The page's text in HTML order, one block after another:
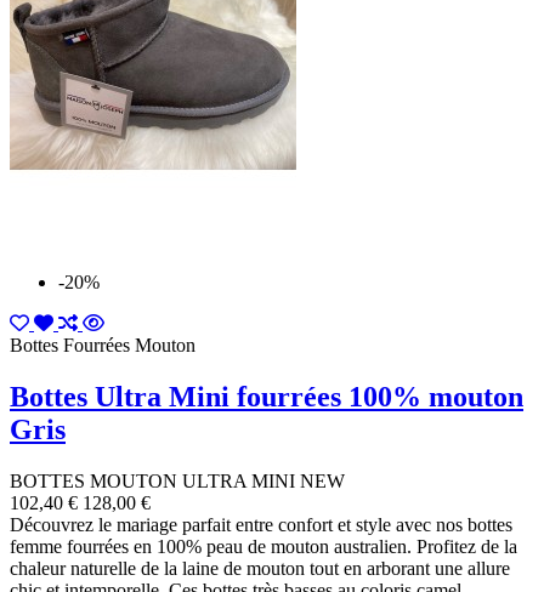
-20%
Bottes Fourrées Mouton
Bottes Ultra Mini fourrées 100% mouton
Gris
BOTTES MOUTON ULTRA MINI NEW
102,40 € 128,00 €
Découvrez le mariage parfait entre confort et style avec nos bottes
femme fourrées en 100% peau de mouton australien. Profitez de la
chaleur naturelle de la laine de mouton tout en arborant une allure